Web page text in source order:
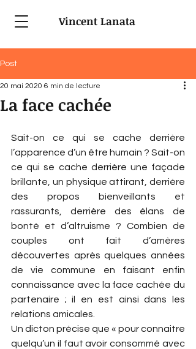
Vincent Lanata
Post
La face cachée
20 mai 2020 6 min de lecture
Sait-on ce qui se cache derrière
l’apparence d’un être humain ? Sait-on
ce qui se cache derrière une façade
brillante, un physique attirant, derrière
des propos bienveillants et
rassurants, derrière des élans de
bonté et d’altruisme ? Combien de
couples ont fait d’amères
découvertes après quelques années
de vie commune en faisant enfin
connaissance avec la face cachée du
partenaire ; il en est ainsi dans les
relations amicales.
Un dicton précise que « pour connaitre
quelqu’un il faut avoir consommé avec